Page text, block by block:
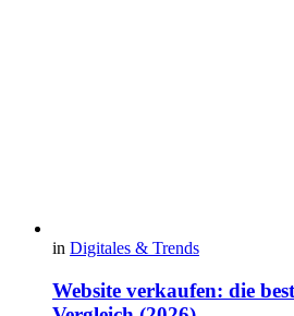
in Digitales & Trends
Website verkaufen: die